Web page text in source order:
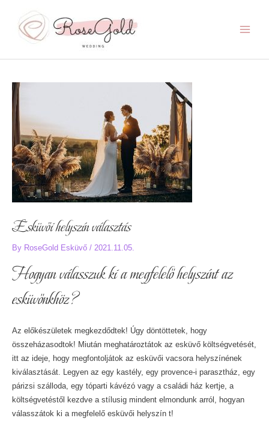
content
Menu
Esküvői helyszín választás
By RoseGold Esküvő / 2021.11.05.
Hogyan válasszuk ki a megfelelő helyszínt az
esküvőnkhöz?
Az előkészületek megkezdődtek! Úgy döntöttetek, hogy
összeházasodtok! Miután meghatároztátok az esküvő költségvetését,
itt az ideje, hogy megfontoljátok az esküvői vacsora helyszínének
kiválasztását. Legyen az egy kastély, egy provence-i parasztház, egy
párizsi szálloda, egy tóparti kávézó vagy a családi ház kertje, a
költségvetéstől kezdve a stílusig mindent elmondunk arról, hogyan
válasszátok ki a megfelelő esküvői helyszín t!